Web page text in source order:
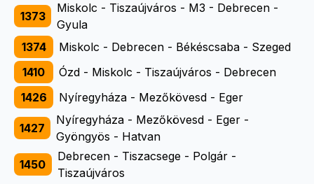
1373
Miskolc - Tiszaújváros - M3 - Debrecen -
Gyula
1374
Miskolc - Debrecen - Békéscsaba - Szeged
1410
Ózd - Miskolc - Tiszaújváros - Debrecen
1426
Nyíregyháza - Mezőkövesd - Eger
1427
Nyíregyháza - Mezőkövesd - Eger -
Gyöngyös - Hatvan
1450
Debrecen - Tiszacsege - Polgár -
Tiszaújváros